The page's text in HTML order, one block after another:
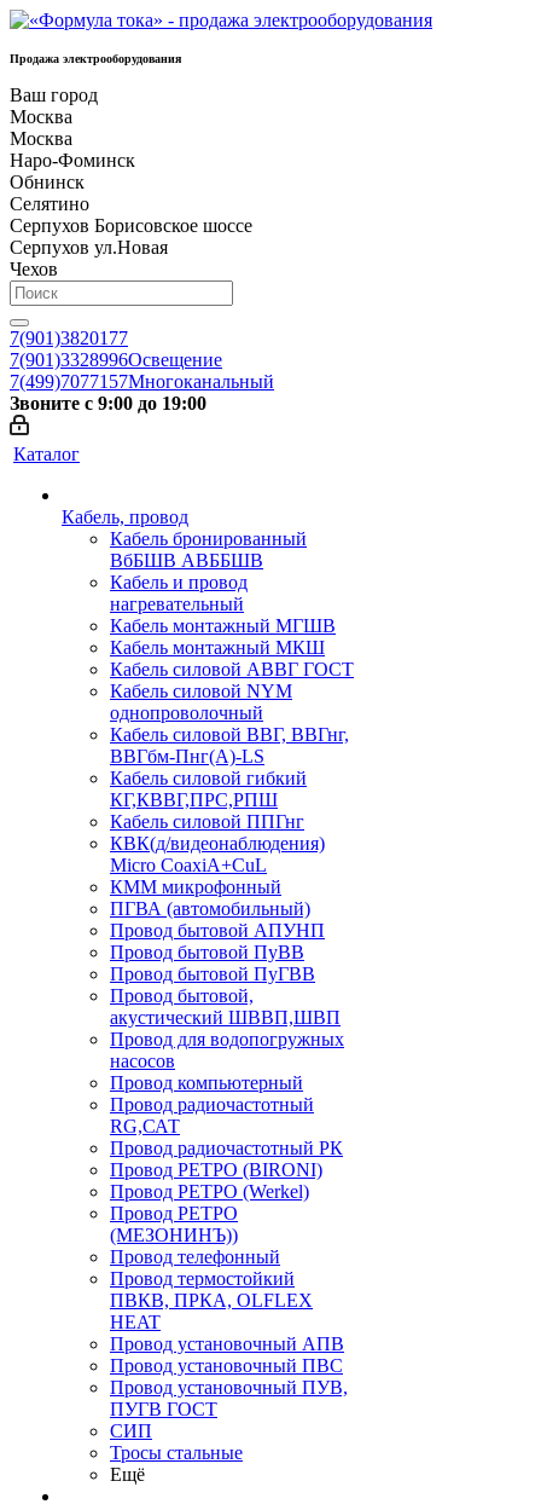
Продажа электрооборудования
Ваш город
Москва
Москва
Наро-Фоминск
Обнинск
Селятино
Серпухов Борисовское шоссе
Серпухов ул.Новая
Чехов
7(901)3820177
7(901)3328996Освещение
7(499)7077157Многоканальный
Звоните с 9:00 до 19:00
Каталог
Кабель, провод
Кабель бронированный
ВбБШВ АВББШВ
Кабель и провод
нагревательный
Кабель монтажный МГШВ
Кабель монтажный МКШ
Кабель силовой АВВГ ГОСТ
Кабель силовой NYM
однопроволочный
Кабель силовой ВВГ, ВВГнг,
ВВГбм-Пнг(А)-LS
Кабель силовой гибкий
КГ,КВВГ,ПРС,РПШ
Кабель силовой ППГнг
КВК(д/видеонаблюдения)
Micro CoaxiA+CuL
КММ микрофонный
ПГВА (автомобильный)
Провод бытовой АПУНП
Провод бытовой ПуВВ
Провод бытовой ПуГВВ
Провод бытовой,
акустический ШВВП,ШВП
Провод для водопогружных
насосов
Провод компьютерный
Провод радиочастотный
RG,САТ
Провод радиочастотный РК
Провод РЕТРО (BIRONI)
Провод РЕТРО (Werkel)
Провод РЕТРО
(МЕЗОНИНЪ))
Провод телефонный
Провод термостойкий
ПВКВ, ПРКА, OLFLEX
HEAT
Провод установочный АПВ
Провод установочный ПВС
Провод установочный ПУВ,
ПУГВ ГОСТ
СИП
Тросы стальные
Ещё